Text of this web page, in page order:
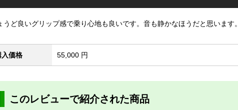
うど良いグリップ感で乗り心地も良いです。音も静かなほうだと思います。
入価格 55,000 円
このレビューで紹介された商品